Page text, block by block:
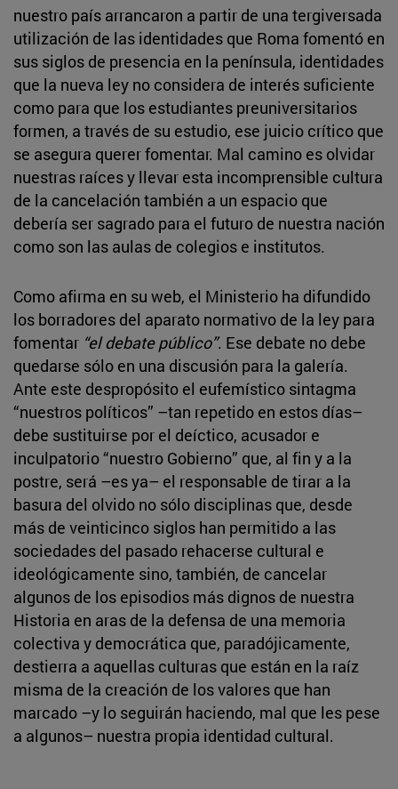
nuestro país arrancaron a partir de una tergiversada
utilización de las identidades que Roma fomentó en
sus siglos de presencia en la península, identidades
que la nueva ley no considera de interés suficiente
como para que los estudiantes preuniversitarios
formen, a través de su estudio, ese juicio crítico que
se asegura querer fomentar. Mal camino es olvidar
nuestras raíces y llevar esta incomprensible cultura
de la cancelación también a un espacio que
debería ser sagrado para el futuro de nuestra nación
como son las aulas de colegios e institutos.
Como afirma en su web, el Ministerio ha difundido
los borradores del aparato normativo de la ley para
fomentar “el debate público”. Ese debate no debe
quedarse sólo en una discusión para la galería.
Ante este despropósito el eufemístico sintagma
“nuestros políticos” –tan repetido en estos días–
debe sustituirse por el deíctico, acusador e
inculpatorio “nuestro Gobierno” que, al fin y a la
postre, será –es ya– el responsable de tirar a la
basura del olvido no sólo disciplinas que, desde
más de veinticinco siglos han permitido a las
sociedades del pasado rehacerse cultural e
ideológicamente sino, también, de cancelar
algunos de los episodios más dignos de nuestra
Historia en aras de la defensa de una memoria
colectiva y democrática que, paradójicamente,
destierra a aquellas culturas que están en la raíz
misma de la creación de los valores que han
marcado –y lo seguirán haciendo, mal que les pese
a algunos– nuestra propia identidad cultural.